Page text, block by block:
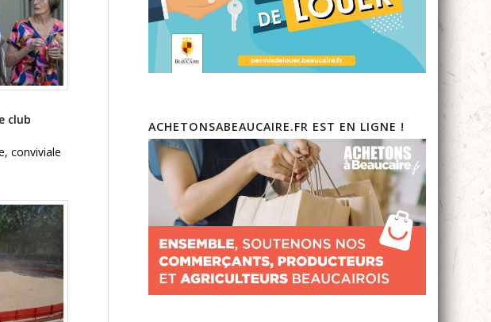
club
conviviale
ACHETONSABEAUCAIRE.FR EST EN LIGNE !